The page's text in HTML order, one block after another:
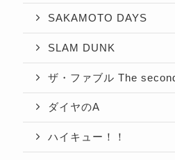
SAKAMOTO DAYS
SLAM DUNK
ザ・ファブル The
ダイヤのA
ハイキュー！！